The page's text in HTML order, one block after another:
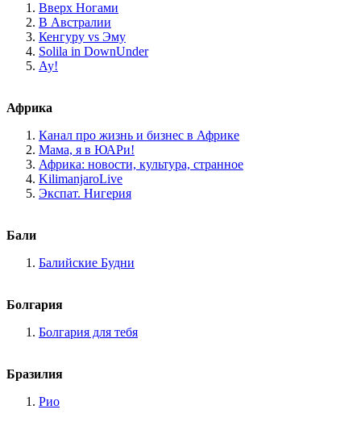
Вверх Ногами
В Австралии
Кенгуру vs Эму
Solila in DownUnder
Ау!
Африка
Канал про жизнь и бизнес в Африке
Мама, я в ЮАРи!
Африка: новости, культура, странное
KilimanjaroLive
Экспат. Нигерия
Бали
Балийские Будни
Болгария
Болгария для тебя
Бразилия
Рио